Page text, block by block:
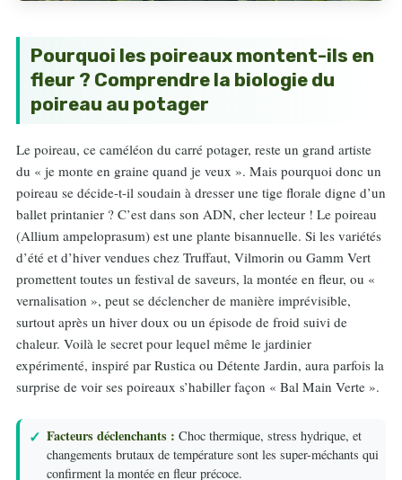
Pourquoi les poireaux montent-ils en
fleur ? Comprendre la biologie du
poireau au potager
Le poireau, ce caméléon du carré potager, reste un grand artiste
du « je monte en graine quand je veux ». Mais pourquoi donc un
poireau se décide-t-il soudain à dresser une tige florale digne d’un
ballet printanier ? C’est dans son ADN, cher lecteur ! Le poireau
(Allium ampeloprasum) est une plante bisannuelle. Si les variétés
d’été et d’hiver vendues chez Truffaut, Vilmorin ou Gamm Vert
promettent toutes un festival de saveurs, la montée en fleur, ou «
vernalisation », peut se déclencher de manière imprévisible,
surtout après un hiver doux ou un épisode de froid suivi de
chaleur. Voilà le secret pour lequel même le jardinier
expérimenté, inspiré par Rustica ou Détente Jardin, aura parfois la
surprise de voir ses poireaux s’habiller façon « Bal Main Verte ».
Facteurs déclenchants : Choc thermique, stress hydrique, et
changements brutaux de température sont les super-méchants qui
confirment la montée en fleur précoce.